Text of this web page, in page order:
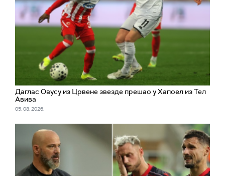
Даглас Овусу из Црвене звезде прешао у Хапоел из Тел
Авива
05. 08. 2026.